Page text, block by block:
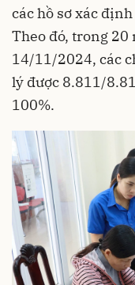
các hồ sơ xác
Theo đó, trong
14/11/2024, các
lý được 8.811/
100%.